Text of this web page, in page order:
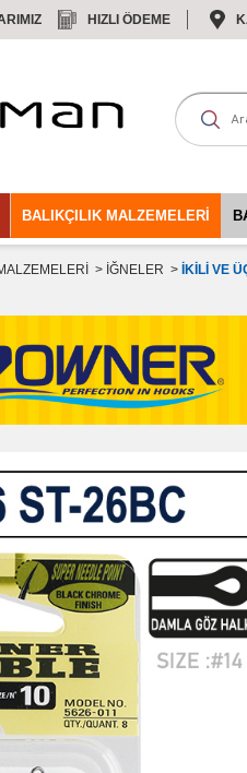
HIZLI ÖDEME
BALIKÇILIK MALZEMELERI
İĞNELER İKILI VE